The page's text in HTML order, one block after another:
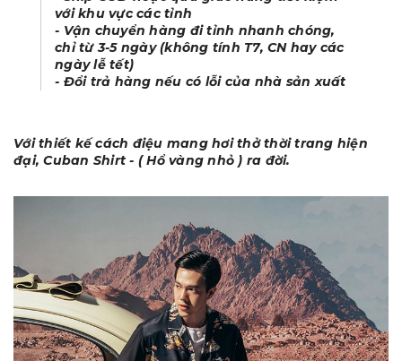
với khu vực các tỉnh
- Vận chuyển hàng đi tỉnh nhanh chóng,
chỉ từ 3-5 ngày (không tính T7, CN hay các
ngày lễ tết)
- Đổi trả hàng nếu có lỗi của nhà sản xuất
Với thiết kế cách điệu mang hơi thở thời trang hiện
đại, Cuban Shirt - ( Hổ vàng nhỏ ) ra đời.